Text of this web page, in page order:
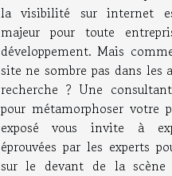
la visibilité sur internet
majeur pour toute
développement. Mais
site ne sombre pas dans les
recherche ? Une
pour métamorphoser votre
exposé vous invite à
éprouvées par les experts
sur le devant de la scène